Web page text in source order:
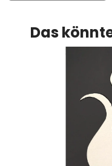
Das